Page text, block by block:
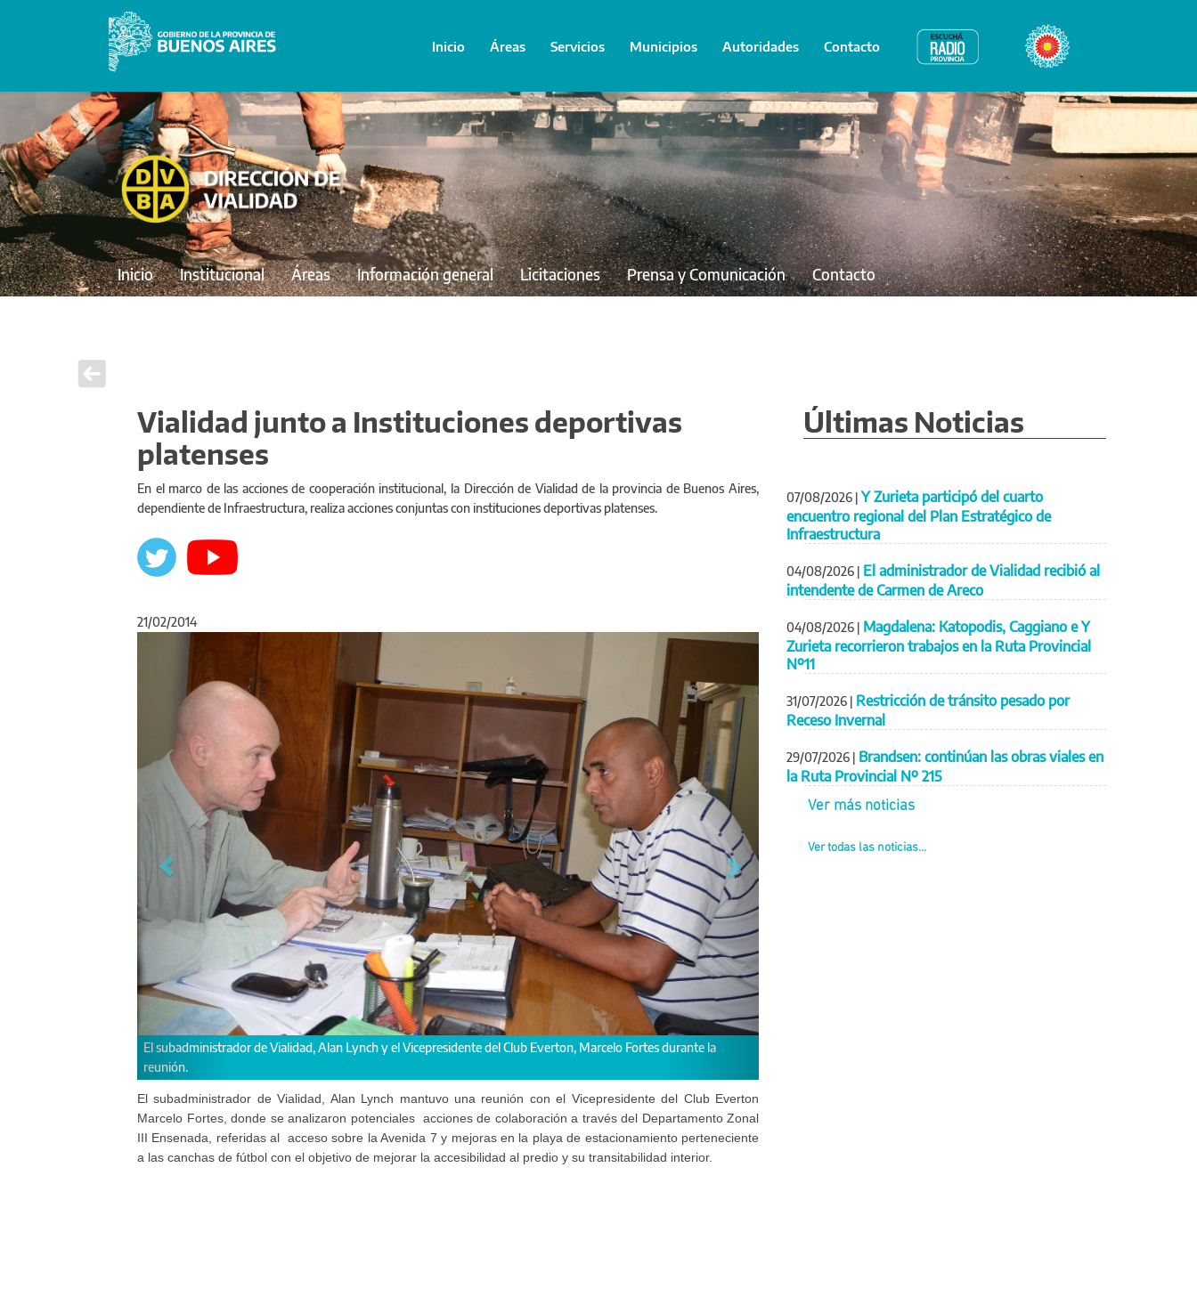
Inicio Áreas Servicios Municipios Autoridades Contacto Radio Provincia Bicentenario
Inicio Institucional Áreas Información general Licitaciones Prensa y Comunicación Contacto
Vialidad junto a Instituciones deportivas
platenses
En el marco de las acciones de cooperación institucional, la Dirección de Vialidad de la provincia de Buenos Aires,
dependiente de Infraestructura, realiza acciones conjuntas con instituciones deportivas platenses.
21/02/2014
El subadministrador de Vialidad, Alan Lynch y el Vicepresidente del Club Everton, Marcelo Fortes durante la
reunión.
Anterior Siguiente
El subadministrador de Vialidad, Alan Lynch mantuvo una reunión con el Vicepresidente del Club Everton
Marcelo Fortes, donde se analizaron potenciales acciones de colaboración a través del Departamento Zonal
III Ensenada, referidas al acceso sobre la Avenida 7 y mejoras en la playa de estacionamiento perteneciente
a las canchas de fútbol con el objetivo de mejorar la accesibilidad al predio y su transitabilidad interior.
Últimas Noticias
07/08/2026 | Y Zurieta participó del cuarto
encuentro regional del Plan Estratégico de
Infraestructura
04/08/2026 | El administrador de Vialidad recibió al
intendente de Carmen de Areco
04/08/2026 | Magdalena: Katopodis, Caggiano e Y
Zurieta recorrieron trabajos en la Ruta Provincial
Nº11
31/07/2026 | Restricción de tránsito pesado por
Receso Invernal
29/07/2026 | Brandsen: continúan las obras viales en
la Ruta Provincial Nº 215
Ver más noticias
Ver todas las noticias...